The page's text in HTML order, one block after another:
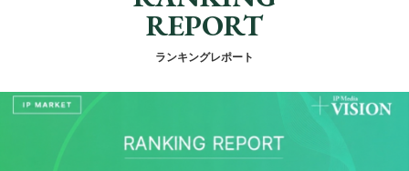
REPORT
ランキングレポート